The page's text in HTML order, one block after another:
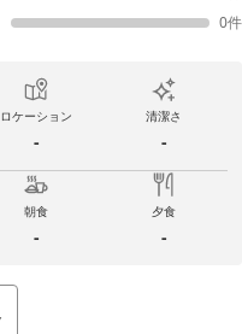
0件
ロケーション
-
清潔さ
-
朝食
-
夕食
-